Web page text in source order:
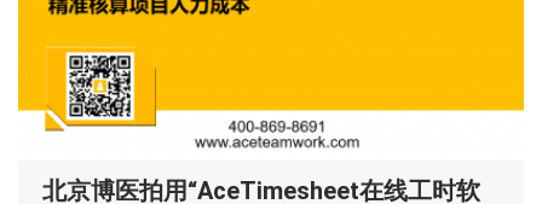
北京博医拍用“AceTimesheet在线工时软